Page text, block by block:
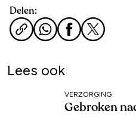
Delen:
Lees ook
VERZORGING
Gebroken